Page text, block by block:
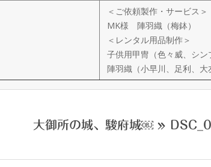
＜ご依頼製作・サービス＞
MK様 陣羽織（梅鉢）
＜レンタル用品制作＞
子供用甲冑（色々威、シン
陣羽織（小早川、足利、大
大御所の城、駿府城￼ »